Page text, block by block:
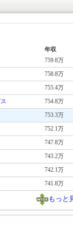
年収
759.8万
758.8万
755.4万
754.8万
753.3万
752.1万
747.8万
743.2万
742.1万
741.8万
もっと